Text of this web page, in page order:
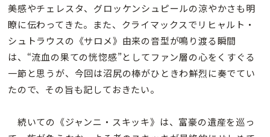
美感やチェレスタ、グロッケンシュピールの涼やかさも明
瞭に伝わってきた。また、クライマックスでリヒャルト・
シュトラウスの《サロメ》由来の音型が鳴り渡る瞬間
は、“流血の果ての恍惚感”としてファン層の心をくすぐる
一節と思うが、今回は沼尻の棒がひときわ鮮烈に奏でてい
たので、その旨も記しておきたい。
続いての《ジャンニ・スキッキ》は、富豪の遺産を巡っ